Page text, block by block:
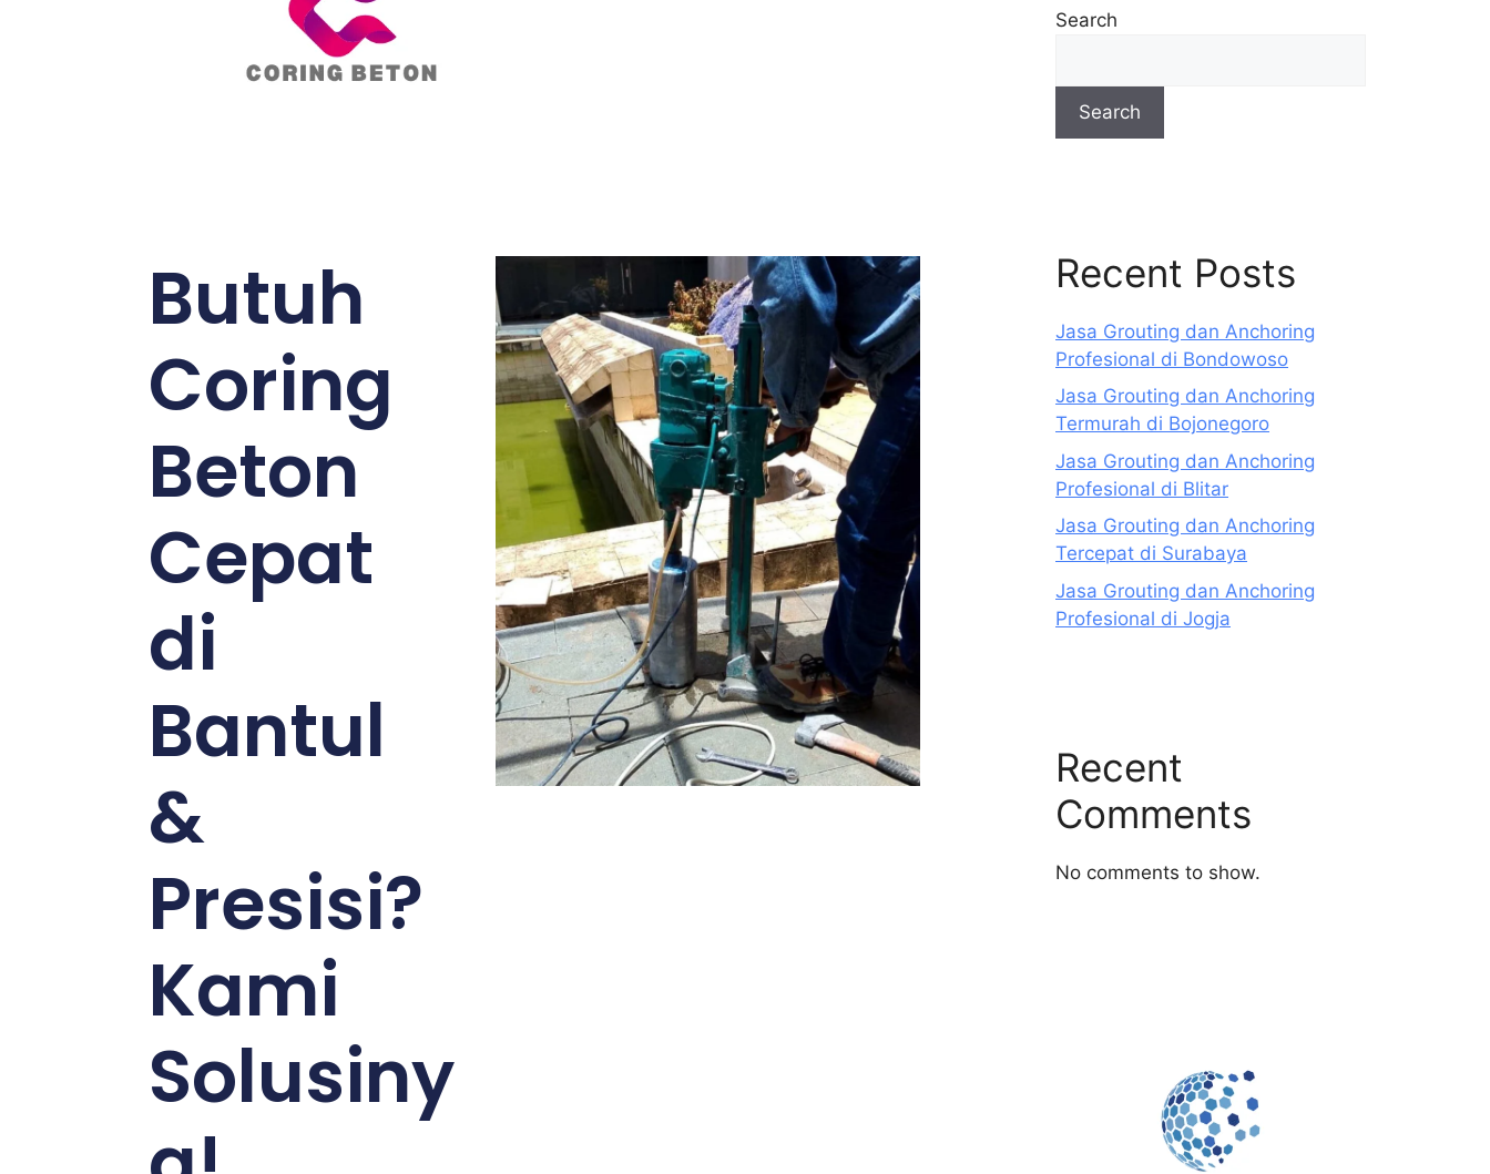
Butuh
Coring
Beton
Cepat
di
Bantul
&
Presisi?
Kami
Solusiny
Search
Search
Recent Posts
Jasa Grouting dan Anchoring
Profesional di Bondowoso
Jasa Grouting dan Anchoring
Termurah di Bojonegoro
Jasa Grouting dan Anchoring
Profesional di Blitar
Jasa Grouting dan Anchoring
Tercepat di Surabaya
Jasa Grouting dan Anchoring
Profesional di Jogja
Recent
Comments
No comments to show.